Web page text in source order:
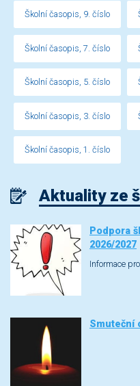
Školní časopis, 9. číslo
Školní časopis, 7. číslo
Školní časopis, 5. číslo
Školní časopis, 3. číslo
Školní časopis, 1. číslo
Aktuality ze
Podpora
2026/2027
Informace
Smuteční